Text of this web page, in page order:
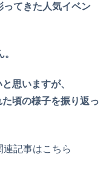
てきた人気イベン
思いますが、
頃の様子を振り返っ
連記事はこちら